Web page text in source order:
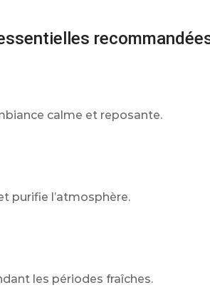
calme et reposante.
purifie l’atmosphère.
les périodes fraîches.